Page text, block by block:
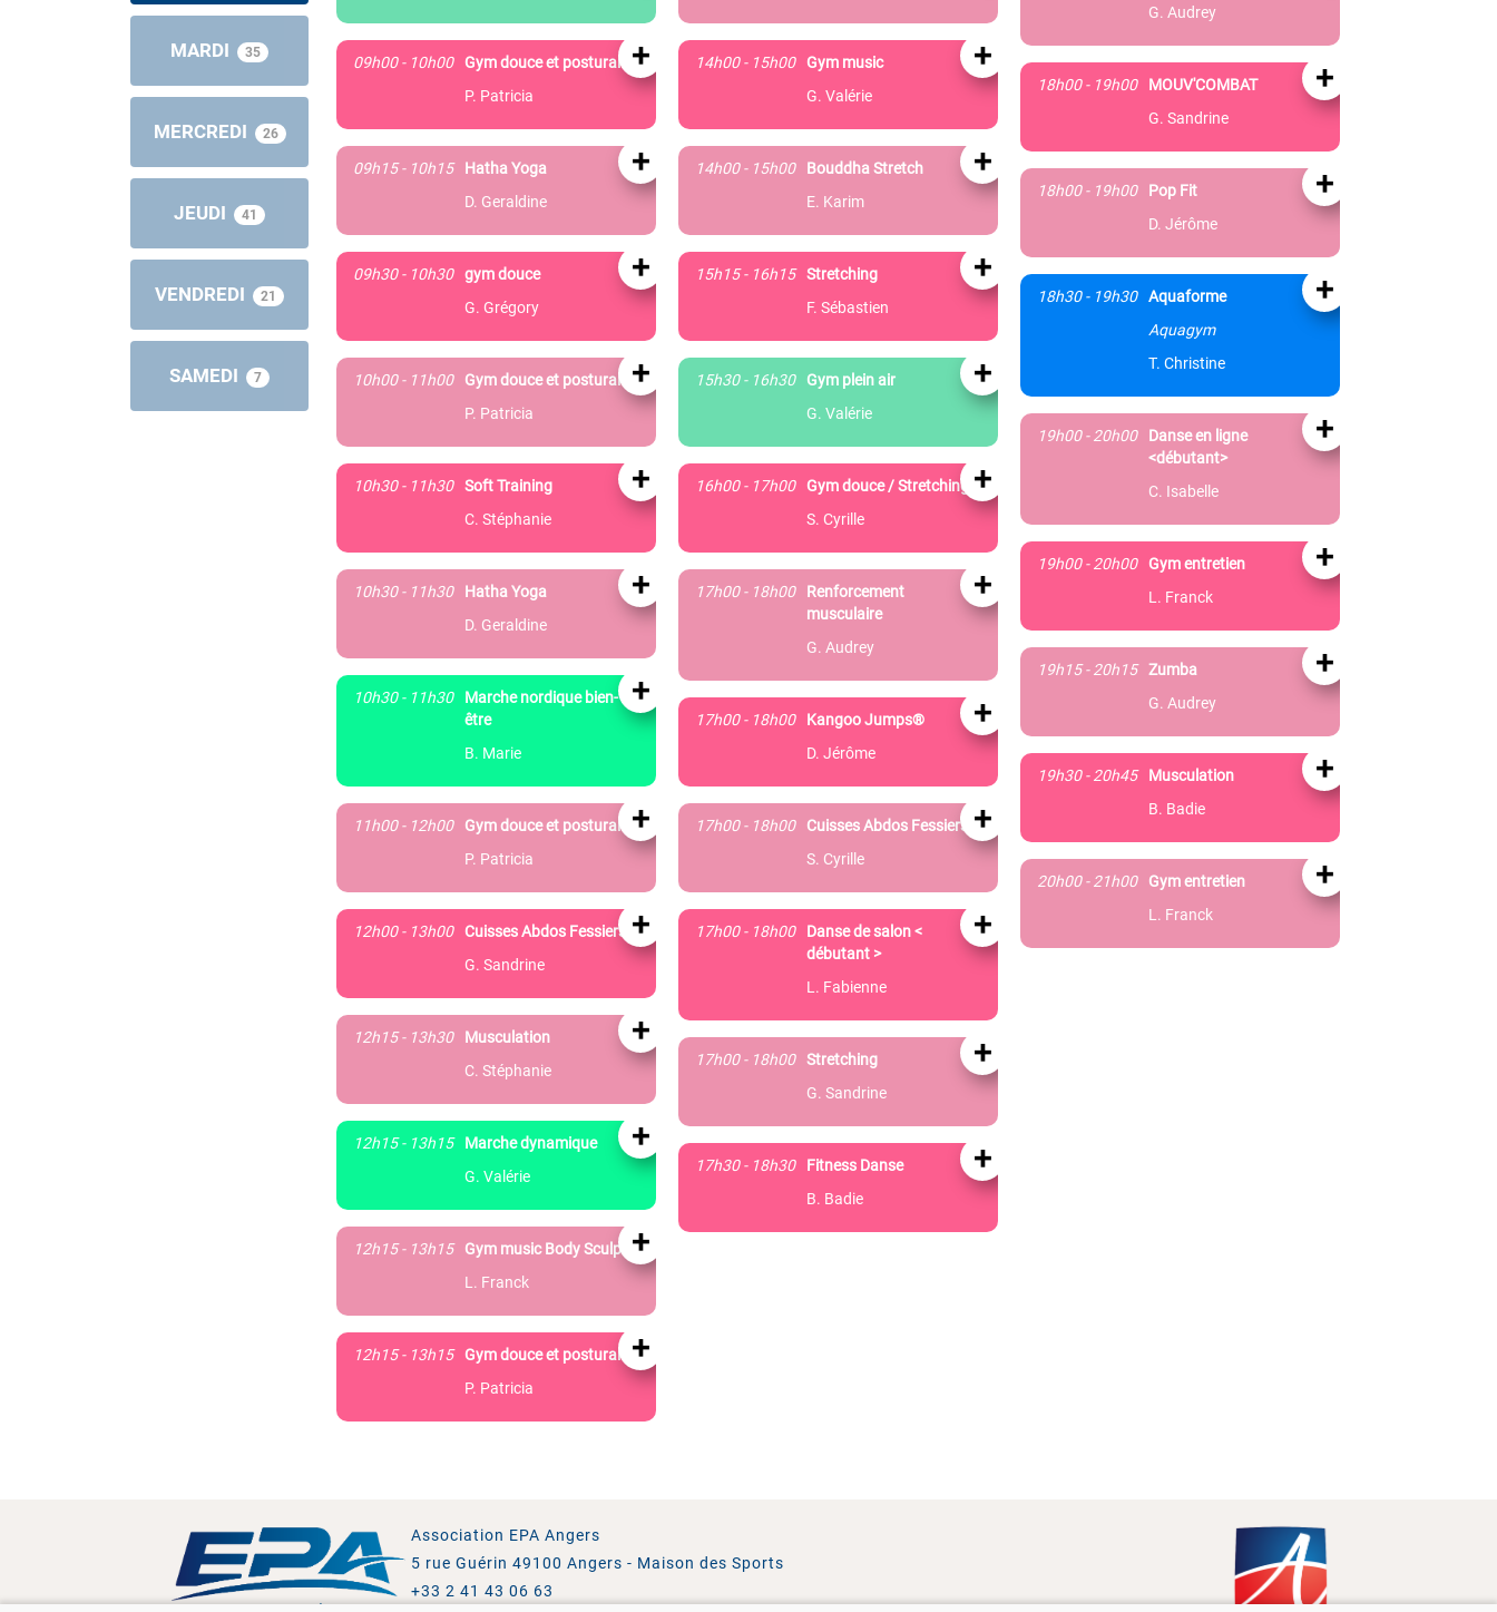
MARDI 35
MERCREDI 26
JEUDI 41
VENDREDI 21
SAMEDI 7
09h00 - 10h00
Gym douce et posturale
P. Patricia
+
09h15 - 10h15
Hatha Yoga
D. Geraldine
+
09h30 - 10h30
gym douce
G. Grégory
+
10h00 - 11h00
Gym douce et posturale
P. Patricia
+
10h30 - 11h30
Soft Training
C. Stéphanie
+
10h30 - 11h30
Hatha Yoga
D. Geraldine
+
10h30 - 11h30
Marche nordique bien-
être
B. Marie
+
11h00 - 12h00
Gym douce et posturale
P. Patricia
+
12h00 - 13h00
Cuisses Abdos Fessiers
G. Sandrine
+
12h15 - 13h30
Musculation
C. Stéphanie
+
12h15 - 13h15
Marche dynamique
G. Valérie
+
12h15 - 13h15
Gym music Body Sculpt
L. Franck
+
12h15 - 13h15
Gym douce et posturale
P. Patricia
+
14h00 - 15h00
Gym music
G. Valérie
+
14h00 - 15h00
Bouddha Stretch
E. Karim
+
15h15 - 16h15
Stretching
F. Sébastien
+
15h30 - 16h30
Gym plein air
G. Valérie
+
16h00 - 17h00
Gym douce / Stretching
S. Cyrille
+
17h00 - 18h00
Renforcement
musculaire
G. Audrey
+
17h00 - 18h00
Kangoo Jumps®
D. Jérôme
+
17h00 - 18h00
Cuisses Abdos Fessiers
S. Cyrille
+
17h00 - 18h00
Danse de salon <
débutant >
L. Fabienne
+
17h00 - 18h00
Stretching
G. Sandrine
+
17h30 - 18h30
Fitness Danse
B. Badie
+
G. Audrey
18h00 - 19h00
MOUV'COMBAT
G. Sandrine
+
18h00 - 19h00
Pop Fit
D. Jérôme
+
18h30 - 19h30
Aquaforme
Aquagym
T. Christine
+
19h00 - 20h00
Danse en ligne
<débutant>
C. Isabelle
+
19h00 - 20h00
Gym entretien
L. Franck
+
19h15 - 20h15
Zumba
G. Audrey
+
19h30 - 20h45
Musculation
B. Badie
+
20h00 - 21h00
Gym entretien
L. Franck
+
Association EPA Angers
5 rue Guérin 49100 Angers - Maison des Sports
+33 2 41 43 06 63